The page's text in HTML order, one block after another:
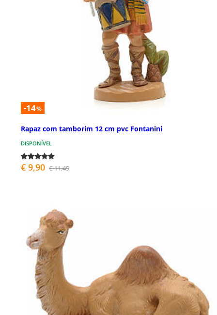
-14%
Rapaz com tamborim 12 cm pvc Fontanini
DISPONÍVEL
€ 9,90 € 11,49